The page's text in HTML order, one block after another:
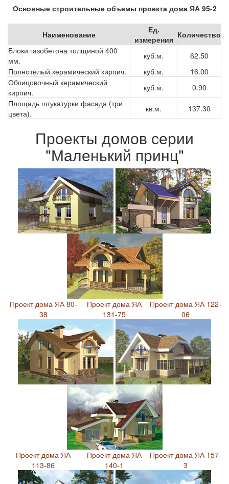
Основные строительные объемы проекта дома ЯА 95-2
Наименование
Ед.
измерения Количество
Блоки газобетона толщиной 400
мм.
куб.м.
62.50
Полнотелый керамический кирпич.
куб.м.
16.00
Облицовочный керамический
кирпич.
куб.м.
0.90
Площадь штукатурки фасада (три
цвета).
кв.м. 137.30
Проекты домов серии
"Маленький принц"
Проект дома ЯА 80-
38
Проект дома ЯА
131-75
Проект дома ЯА 122-
06
Проект дома ЯА
113-86
Проект дома ЯА
140-1
Проект дома ЯА 157-
3